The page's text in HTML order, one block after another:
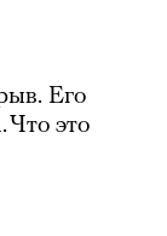
Его
Что это